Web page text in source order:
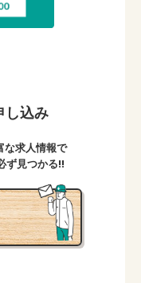
し込み
な求人情報で
ず見つかる!!